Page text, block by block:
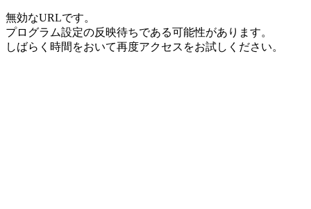
無効なURLです。
プログラム設定の反映待ちである可能性があります。
しばらく時間をおいて再度アクセスをお試しください。